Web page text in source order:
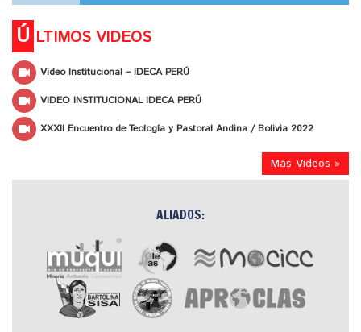
Ú LTIMOS VIDEOS
Video Institucional – IDECA PERÚ
VIDEO INSTITUCIONAL IDECA PERÚ
XXXII Encuentro de Teología y Pastoral Andina / Bolivia 2022
Más Videos »
ALIADOS: